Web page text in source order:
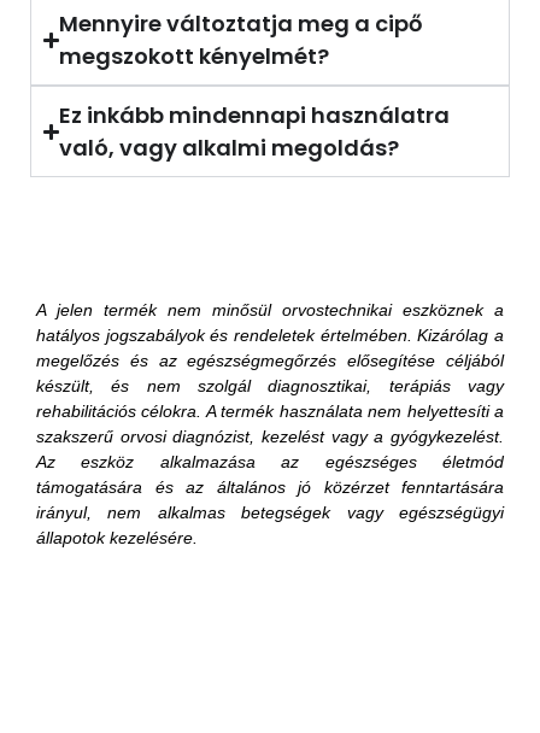
Mennyire változtatja meg a cipő
megszokott kényelmét?
Ez inkább mindennapi használatra
való, vagy alkalmi megoldás?
A jelen termék nem minősül orvostechnikai eszköznek a
hatályos jogszabályok és rendeletek értelmében. Kizárólag a
megelőzés és az egészségmegőrzés elősegítése céljából
készült, és nem szolgál diagnosztikai, terápiás vagy
rehabilitációs célokra. A termék használata nem helyettesíti a
szakszerű orvosi diagnózist, kezelést vagy a gyógykezelést.
Az eszköz alkalmazása az egészséges életmód
támogatására és az általános jó közérzet fenntartására
irányul, nem alkalmas betegségek vagy egészségügyi
állapotok kezelésére.